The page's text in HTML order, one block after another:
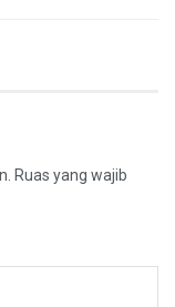
Ruas yang wajib